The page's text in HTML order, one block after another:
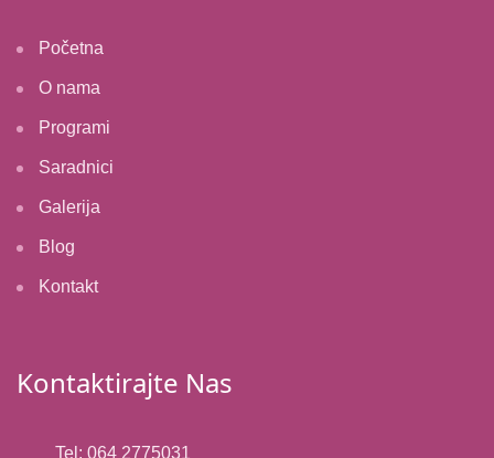
Početna
O nama
Programi
Saradnici
Galerija
Blog
Kontakt
Kontaktirajte Nas
Tel: 064 2775031